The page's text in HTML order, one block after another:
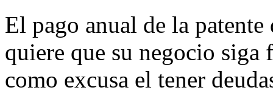
El pago anual de la
quiere que su negocio siga
como excusa el tener